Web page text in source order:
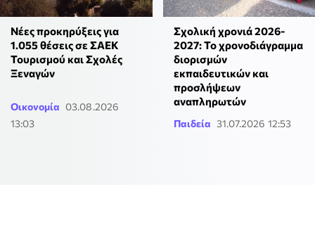
Νέες προκηρύξεις για
1.055 θέσεις σε ΣΑΕΚ
Τουρισμού και Σχολές
Ξεναγών
Οικονομία 03.08.2026
13:03
Σχολική χρονιά 2026-
2027: Το χρονοδιάγραμμα
διορισμών
εκπαιδευτικών και
προσλήψεων
αναπληρωτών
Παιδεία 31.07.2026 12:53